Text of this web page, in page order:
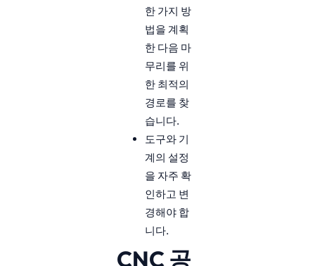
한 가지 방
법을 계획
한 다음 마
무리를 위
한 최적의
경로를 찾
습니다.
도구와 기
계의 설정
을 자주 확
인하고 변
경해야 합
니다.
CNC 공